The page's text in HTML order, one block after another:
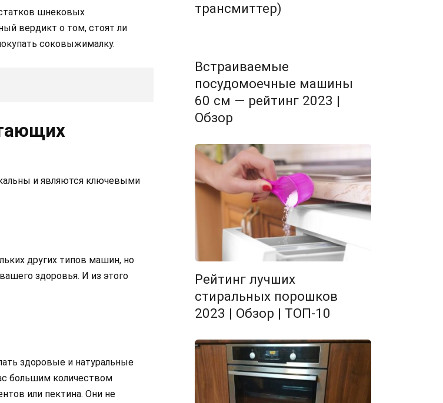
шнековых
вердикт о том, стоят ли
соковыжималку.
и являются ключевыми
других типов машин, но
здоровья. И из этого
здоровые и натуральные
большим количеством
или пектина. Они не
трансмиттер)
Встраиваемые
посудомоечные машины
60 см — рейтинг 2023 |
Обзор
Рейтинг лучших
стиральных порошков
2023 | Обзор | ТОП-10